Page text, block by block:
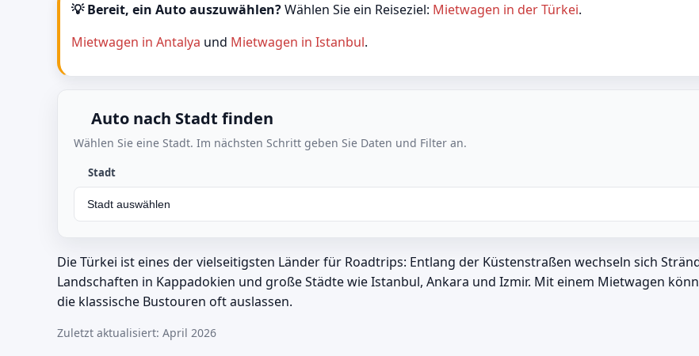
💡 Bereit, ein Auto auszuwählen?Wählen Sie ein Reiseziel: Mietwagen in der Türkei.
Mietwagen in Antalya und Mietwagen in Istanbul.
Auto nach Stadt finden
Wählen Sie eine Stadt. Im nächsten Schritt geben Sie Daten und Filter an.
Stadt
Die Türkei ist eines der vielseitigsten Länder für Roadtrips: Entlang der Küstenstraßen wechseln sich
Landschaften in Kappadokien und große Städte wie Istanbul, Ankara und Izmir. Mit einem Mietwagen
die klassische Bustouren oft auslassen.
Zuletzt aktualisiert: April 2026